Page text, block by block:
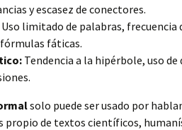
y escasez de conectores.
Uso limitado de palabras, frecuencia
fáticas.
Tendencia a la hipérbole, uso
solo puede ser usado por
propio de textos científicos,